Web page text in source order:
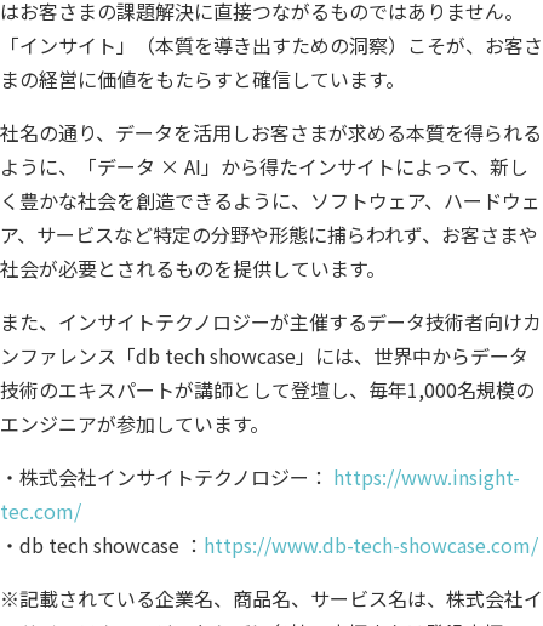
はお客さまの課題解決に直接つながるものではありません。
「インサイト」（本質を導き出すための洞察）こそが、お客さ
まの経営に価値をもたらすと確信しています。
社名の通り、データを活用しお客さまが求める本質を得られる
ように、「データ × AI」から得たインサイトによって、新し
く豊かな社会を創造できるように、ソフトウェア、ハードウェ
ア、サービスなど特定の分野や形態に捕らわれず、お客さまや
社会が必要とされるものを提供しています。
また、インサイトテクノロジーが主催するデータ技術者向けカ
ンファレンス「db tech showcase」には、世界中からデータ
技術のエキスパートが講師として登壇し、毎年1,000名規模の
エンジニアが参加しています。
・株式会社インサイトテクノロジー： https://www.insight-
tec.com/
・db tech showcase ： https://www.db-tech-showcase.com/
※記載されている企業名、商品名、サービス名は、株式会社イ